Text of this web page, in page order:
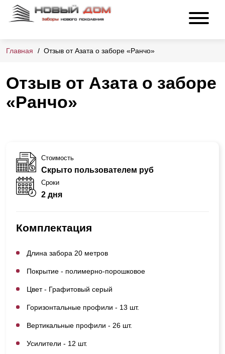
Главная Отзыв от Азата о заборе «Ранчо»
Отзыв от Азата о заборе
«Ранчо»
Стоимость
Скрыто пользователем руб
Сроки
2 дня
Комплектация
Длина забора 20 метров
Покрытие - полимерно-порошковое
Цвет - Графитовый серый
Горизонтальные профили - 13 шт.
Вертикальные профили - 26 шт.
Усилители - 12 шт.